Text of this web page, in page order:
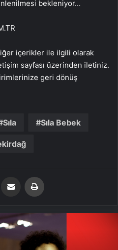
bekleniyor…
içerikler ile ilgili olarak
sayfası üzerinden iletiniz.
geri dönüş
Sıla Sıla Bebek
Email'den paylaş